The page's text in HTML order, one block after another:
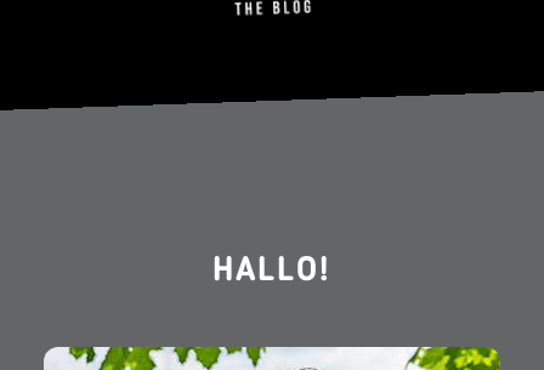
HALLO!